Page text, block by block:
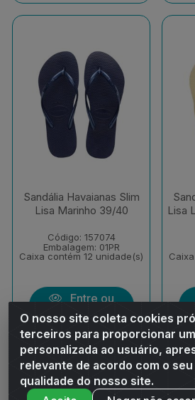
Sandália Havaianas Slim
Lisa Marinho 39/40
Código: 157074
Embalagem: 01PR
Caixa contém 12 unidade(s)
Entre ou
Cadastre-se
Lisa
O nosso site coleta cookies
terceiros para proporcionar
personalizada ao usuário,
relevante de acordo com o
qualidade do nosso site.